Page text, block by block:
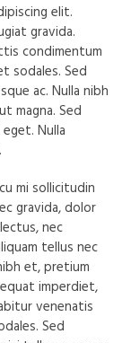
elit.
gravida.
condimentum
sodales. Sed
ac. Nulla nibh
magna. Sed
Nulla
mi sollicitudin
gravida, dolor
nec
tellus nec
et, pretium
imperdiet,
venenatis
Sed